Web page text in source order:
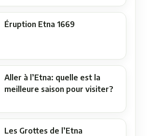
Éruption Etna 1669
Aller à l’Etna: quelle est la
meilleure saison pour visiter?
Les Grottes de l’Etna